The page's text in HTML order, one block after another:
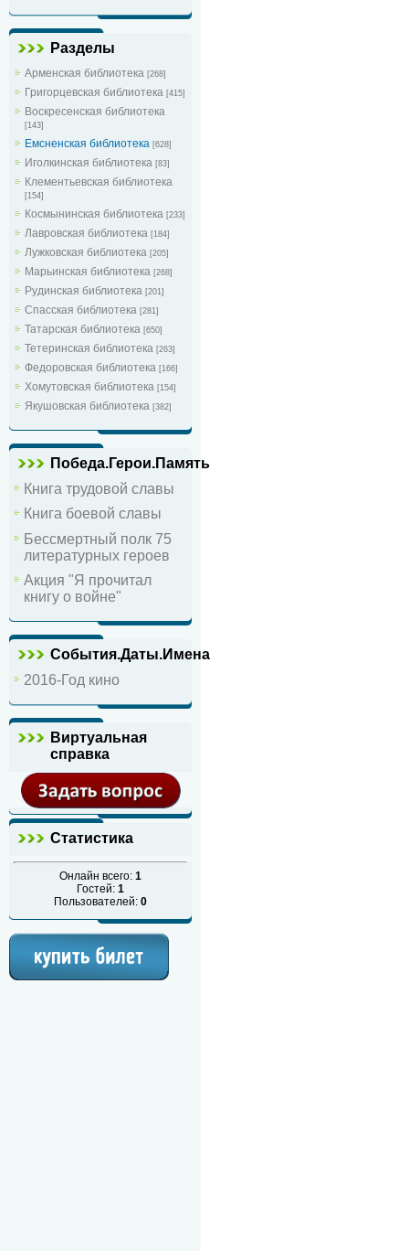
Разделы
Арменская библиотека [268]
Григорцевская библиотека [415]
Воскресенская библиотека
[143]
Емсненская библиотека [628]
Иголкинская библиотека [83]
Клементьевская библиотека
[154]
Космынинская библиотека [233]
Лавровская библиотека [184]
Лужковская библиотека [205]
Марьинская библиотека [268]
Рудинская библиотека [201]
Спасская библиотека [281]
Татарская библиотека [650]
Тетеринская библиотека [263]
Федоровская библиотека [166]
Хомутовская библиотека [154]
Якушовская библиотека [382]
Победа.Герои.Память
Книга трудовой славы
Книга боевой славы
Бессмертный полк 75
литературных героев
Акция "Я прочитал
книгу о войне"
События.Даты.Имена
2016-Год кино
Виртуальная
справка
Статистика
Онлайн всего: 1
Гостей: 1
Пользователей: 0